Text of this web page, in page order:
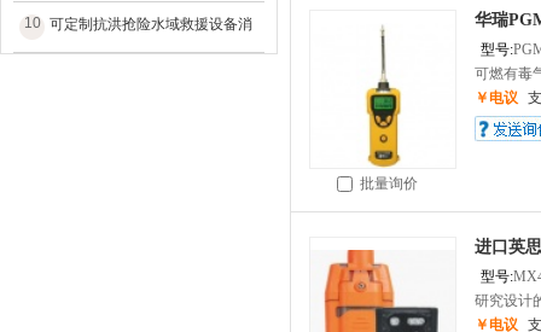
10 可定制抗洪抢险水域救援设备消
批量询价
华瑞
型号:
可燃有毒
￥电议
进口英
型号:
研究设计
￥电议